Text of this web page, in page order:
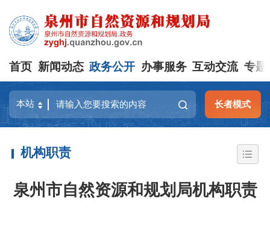
首页 新闻动态 政务公开 办事服务 互动交流 专题
长者模式
机构职责
泉州市自然资源和规划局机构职责